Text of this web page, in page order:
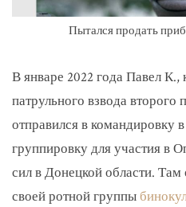
Пытался продать
В январе 2022 года Павел К.,
патрульного взвода второго
отправился в командировку
группировку для участия в
сил в Донецкой области.
своей ротной группы